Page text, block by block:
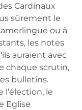
Cardinaux
sûrement le
ou à
les notes
auraient avec
chaque scrutin,
bulletins.
l’élection, le
Eglise